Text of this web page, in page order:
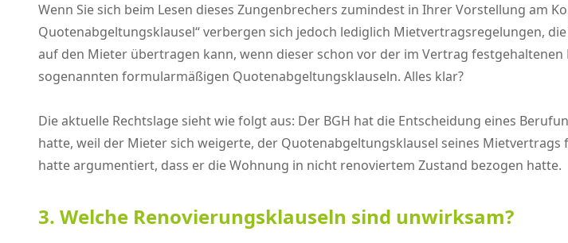
Wenn Sie sich beim Lesen dieses Zungenbrechers zumindest in Ihrer Vorstellung am
Quotenabgeltungsklausel“ verbergen sich jedoch lediglich Mietvertragsregelungen,
auf den Mieter übertragen kann, wenn dieser schon vor der im Vertrag
sogenannten formularmäßigen Quotenabgeltungsklauseln. Alles klar?
Die aktuelle Rechtslage sieht wie folgt aus: Der BGH hat die Entscheidung eines
hatte, weil der Mieter sich weigerte, der Quotenabgeltungsklausel seines
hatte argumentiert, dass er die Wohnung in nicht renoviertem Zustand bezogen hatte.
3. Welche Renovierungsklauseln sind unwirksam?